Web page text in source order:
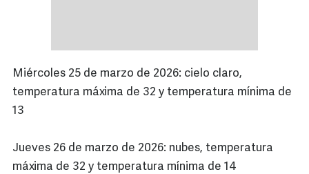
Miércoles 25 de marzo de 2026: cielo claro,
temperatura máxima de 32 y temperatura mínima de
13
Jueves 26 de marzo de 2026: nubes, temperatura
máxima de 32 y temperatura mínima de 14